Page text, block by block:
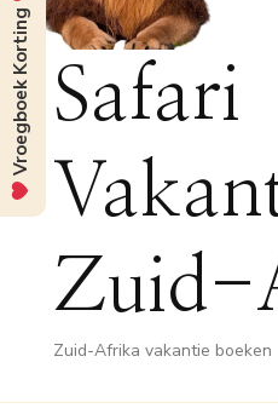
Safari
Zuid-
Zuid-Afrika vakantie boeken
Vroegboek Korting